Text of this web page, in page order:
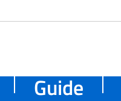
Guide